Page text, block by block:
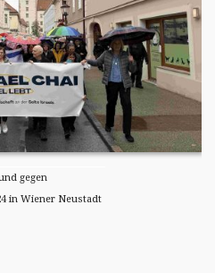
gegen
in Wiener Neustadt